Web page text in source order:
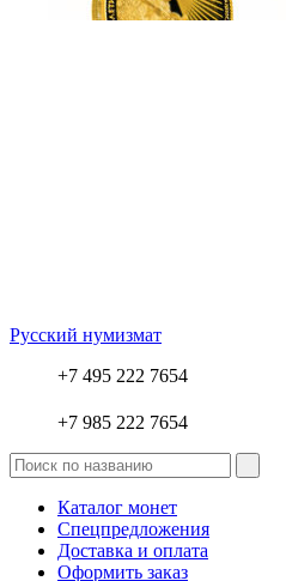
Русский нумизмат
+7 495 222 7654
+7 985 222 7654
Каталог монет
Спецпредложения
Доставка и оплата
Оформить заказ